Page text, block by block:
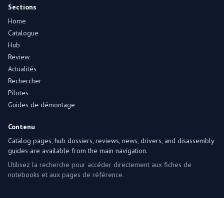
Sections
Home
Catalogue
Hub
Review
Actualités
Rechercher
Pilotes
Guides de démontage
Contenu
Catalog pages, hub dossiers, reviews, news, drivers, and disassembly
guides are available from the main navigation.
Utilisez la recherche pour accéder directement aux fiches de
notebooks et aux pages de référence.